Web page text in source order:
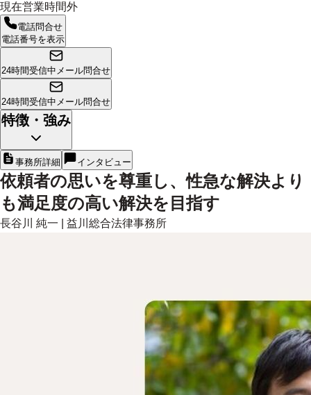
現在営業時間外
電話問合せ
電話番号を表示
24時間受信中 メール問合せ
24時間受信中 メール問合せ
特徴・強み
事務所詳細 インタビュー
依頼者の思いを尊重し、性急な解決より
も満足度の高い解決を目指す
長谷川 純一 益川総合法律事務所